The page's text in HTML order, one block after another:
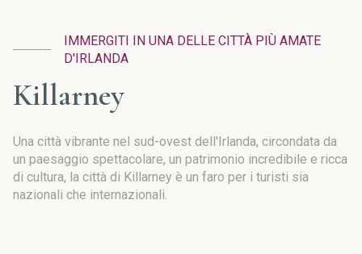
IMMERGITI IN UNA DELLE CITTÀ PIÙ AMATE
D'IRLANDA
Killarney
Una città vibrante nel sud-ovest dell'Irlanda, circondata da
un paesaggio spettacolare, un patrimonio incredibile e ricca
di cultura, la città di Killarney è un faro per i turisti sia
nazionali che internazionali.